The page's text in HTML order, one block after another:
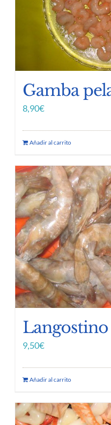
Gamba
8,90€
Añadir al carrito
9,50€
Añadir al carrito